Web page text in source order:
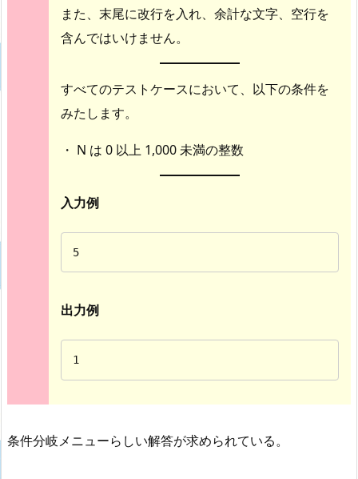
また、末尾に改行を入れ、余計な文字、空行を
含んではいけません。
すべてのテストケースにおいて、以下の条件を
みたします。
・ N は 0 以上 1,000 未満の整数
入力例
5
出力例
1
条件分岐メニューらしい解答が求められている。